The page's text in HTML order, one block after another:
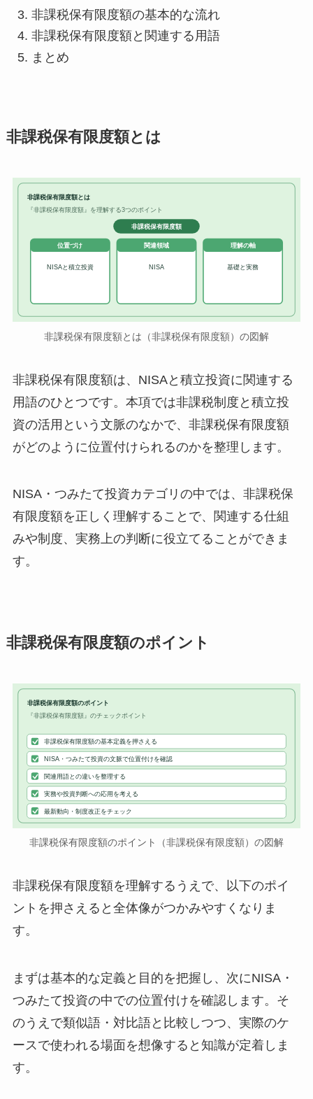
非課税保有限度額の基本的な流れ
非課税保有限度額と関連する用語
まとめ
非課税保有限度額とは
非課税保有限度額とは
『非課税保有限度額』を理解する3つのポイント
非課税保有限度額
位置づけ
NISAと積立投資
関連領域
NISA
理解の軸
基礎と実務
非課税保有限度額とは（非課税保有限度額）の図解
非課税保有限度額は、NISAと積立投資に関連する
用語のひとつです。本項では非課税制度と積立投
資の活用という文脈のなかで、非課税保有限度額
がどのように位置付けられるのかを整理します。
NISA・つみたて投資カテゴリの中では、非課税保
有限度額を正しく理解することで、関連する仕組
みや制度、実務上の判断に役立てることができま
す。
非課税保有限度額のポイント
非課税保有限度額のポイント
『非課税保有限度額』のチェックポイント
非課税保有限度額の基本定義を押さえる
NISA・つみたて投資の文脈で位置付けを確認
関連用語との違いを整理する
実務や投資判断への応用を考える
最新動向・制度改正をチェック
非課税保有限度額のポイント（非課税保有限度額）の図解
非課税保有限度額を理解するうえで、以下のポイ
ントを押さえると全体像がつかみやすくなりま
す。
まずは基本的な定義と目的を把握し、次にNISA・
つみたて投資の中での位置付けを確認します。そ
のうえで類似語・対比語と比較しつつ、実際のケ
ースで使われる場面を想像すると知識が定着しま
す。